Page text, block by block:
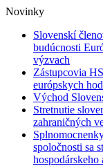
Novinky
Slovenskí
budúcnosti
výzvach
Zástupcovia
európskych
Východ
Stretnutie
zahraničných
spoločnosti sa
hospodárskeho